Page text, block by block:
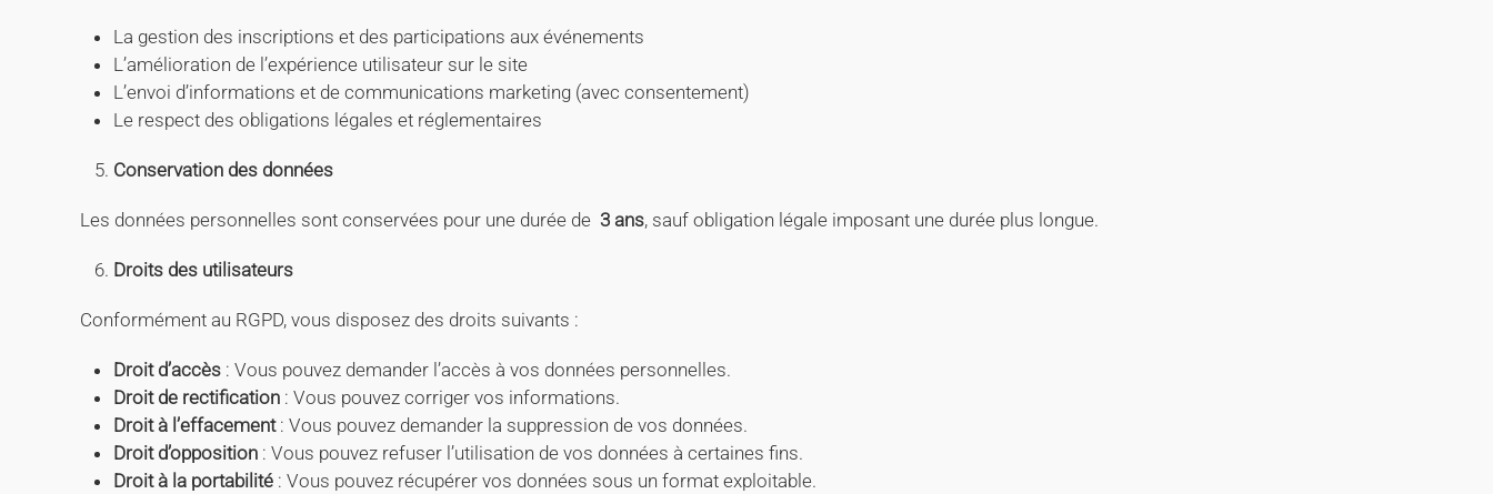
La gestion des inscriptions et des participations aux événements
L’amélioration de l’expérience utilisateur sur le site
L’envoi d’informations et de communications marketing (avec consentement)
Le respect des obligations légales et réglementaires
Conservation des données
Les données personnelles sont conservées pour une durée de 3 ans, sauf obligation légale imposant une durée plus longue.
Droits des utilisateurs
Conformément au RGPD, vous disposez des droits suivants :
Droit d’accès : Vous pouvez demander l’accès à vos données personnelles.
Droit de rectification : Vous pouvez corriger vos informations.
Droit à l’effacement: Vous pouvez demander la suppression de vos données.
Droit d’opposition : Vous pouvez refuser l’utilisation de vos données à certaines fins.
Droit à la portabilité : Vous pouvez récupérer vos données sous un format exploitable.